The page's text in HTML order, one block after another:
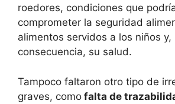
roedores, condiciones que
comprometer la seguridad
alimentos servidos a los niños y,
consecuencia, su salud.
Tampoco faltaron otro tipo de
graves, como falta de